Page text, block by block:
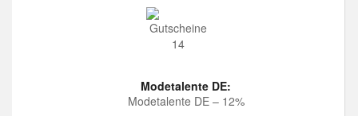
Modetalente DE:
Modetalente DE – 12%